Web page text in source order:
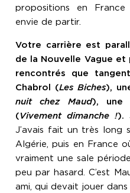
propositions en
envie de partir.
Votre carrière est
de la Nouvelle Vague
rencontrés que
Chabrol (Les Biches),
nuit chez Maud), une
(Vivement dimanche !).
J’avais fait un très long
Algérie, puis en France
vraiment une sale
peu par hasard. C’est
ami, qui devait jouer